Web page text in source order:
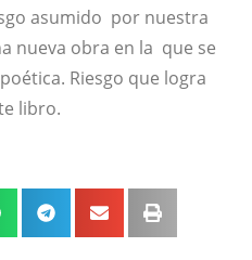
asumido por nuestra
nueva obra en la que se
Riesgo que logra
libro.